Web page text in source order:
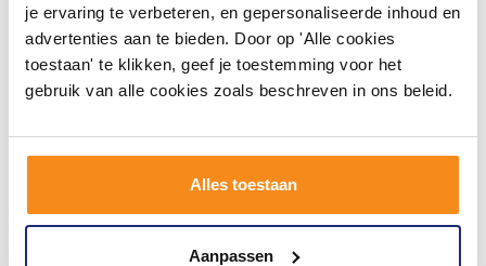
je ervaring te verbeteren, en gepersonaliseerde inhoud en
advertenties aan te bieden. Door op 'Alle cookies
toestaan' te klikken, geef je toestemming voor het
gebruik van alle cookies zoals beschreven in ons beleid.
Alles toestaan
Aanpassen
Zwart (Zonder Kraangat)
Vóór 14:00 besteld,
volgende werkdag in huis
479,10
395,95
Meer info
Vóór 14:00 besteld,
volgende werkdag in huis
154,00
Meer info